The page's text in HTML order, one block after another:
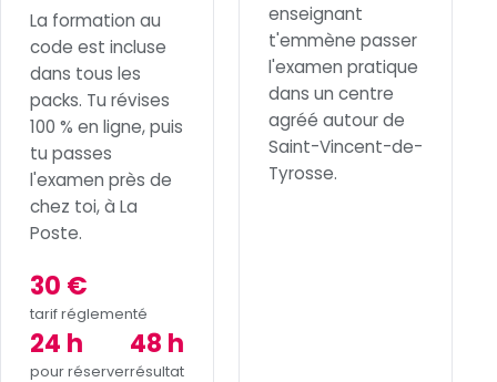
La formation au
code est incluse
dans tous les
packs. Tu révises
100 % en ligne, puis
tu passes
l'examen près de
chez toi, à La
Poste.
30 €
tarif réglementé
24 h
pour réserver
48 h
résultat
enseignant
t'emmène passer
l'examen pratique
dans un centre
agréé autour de
Saint-Vincent-de-
Tyrosse.